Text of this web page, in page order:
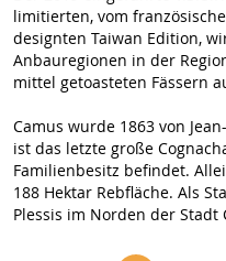
limitierten, vom
designten Taiwan Edition,
Anbauregionen in der
mittel getoasteten Fässern
Camus wurde 1863 von
ist das letzte große
Familienbesitz befindet.
188 Hektar Rebfläche. Als
Plessis im Norden der Stadt